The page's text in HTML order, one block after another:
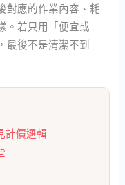
對應的作業內容、耗
。若只用「便宜或
最後不是清潔不到
計價邏輯